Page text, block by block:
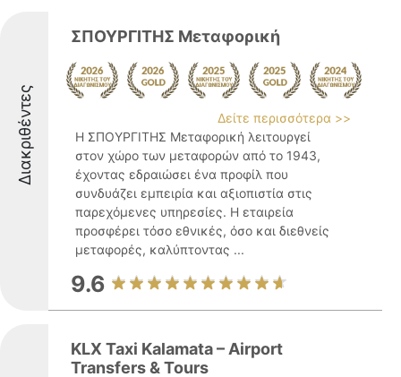
Διακριθέντες
ΣΠΟΥΡΓΙΤΗΣ Μεταφορική
Δείτε περισσότερα >>
Η ΣΠΟΥΡΓΙΤΗΣ Μεταφορική λειτουργεί
στον χώρο των μεταφορών από το 1943,
έχοντας εδραιώσει ένα προφίλ που
συνδυάζει εμπειρία και αξιοπιστία στις
παρεχόμενες υπηρεσίες. Η εταιρεία
προσφέρει τόσο εθνικές, όσο και διεθνείς
μεταφορές, καλύπτοντας ...
9.6
KLX Taxi Kalamata – Airport
Transfers & Tours